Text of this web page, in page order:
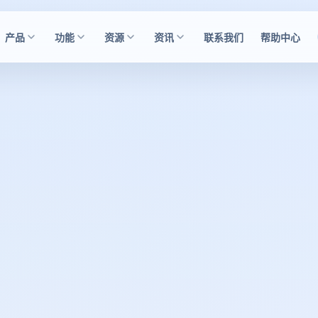
产品 功能 资源 资讯 联系我们 帮助中心